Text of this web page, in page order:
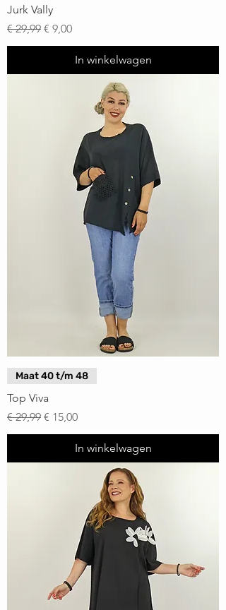
Jurk Vally
Normale prijs
€ 29,99 Verkoopprijs
€ 9,00
In winkelwagen
Maat 40 t/m 48
Top Viva
Normale prijs
€ 29,99 Verkoopprijs
€ 15,00
In winkelwagen